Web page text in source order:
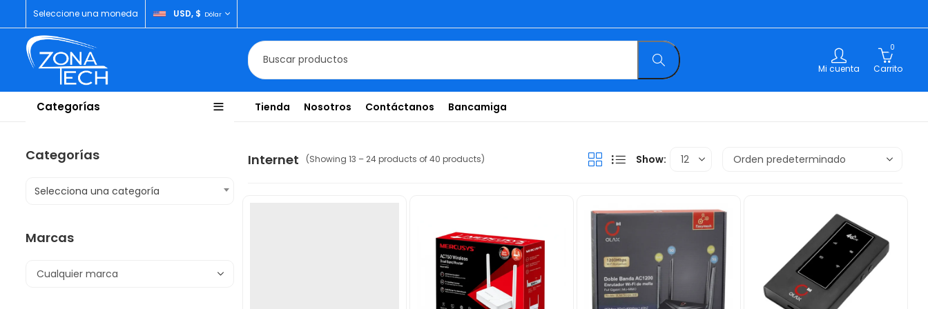
Seleccione una moneda USD, $ Dólar
Mi cuenta
0
Carrito
Categorías Tienda Nosotros Contáctanos Bancamiga
Internet (Showing 13 – 24 products of 40 products) Show:
Categorías
Selecciona una categoría
Marcas